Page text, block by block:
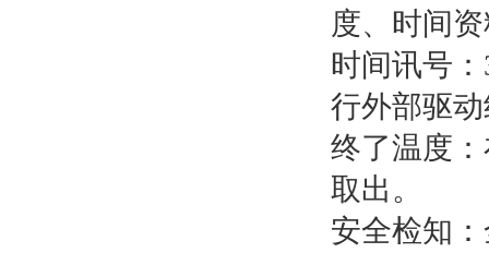
度、时间
时间讯号
行外部驱
终了温度
取出。
安全检知